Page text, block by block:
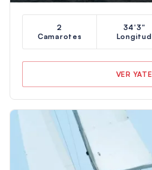
2
Camarotes
34'3"
Longitud
VER YATE